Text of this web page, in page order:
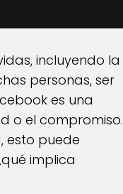
incluyendo la
personas, ser
es una
o el compromiso.
esto puede
implica